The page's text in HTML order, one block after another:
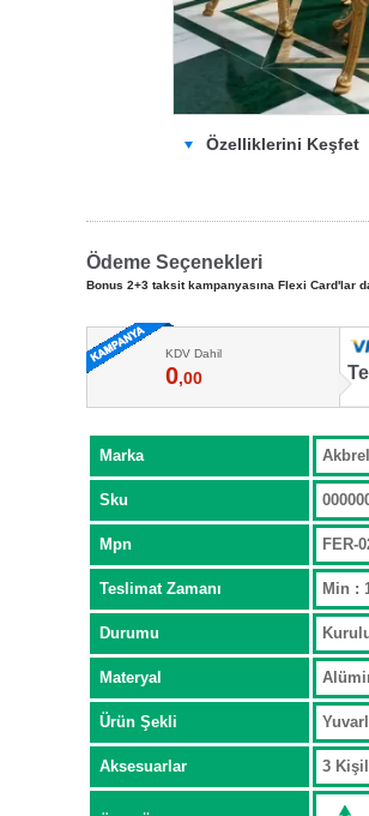
Özelliklerini Keşfet
Ödeme Seçenekleri
Bonus 2+3 taksit kampanyasına Flexi Card'lar
KDV Dahil
0,00
Marka
Sku
Mpn FER-
Teslimat Zamanı Min :
Durumu
Materyal
Ürün Şekli
Aksesuarlar 3